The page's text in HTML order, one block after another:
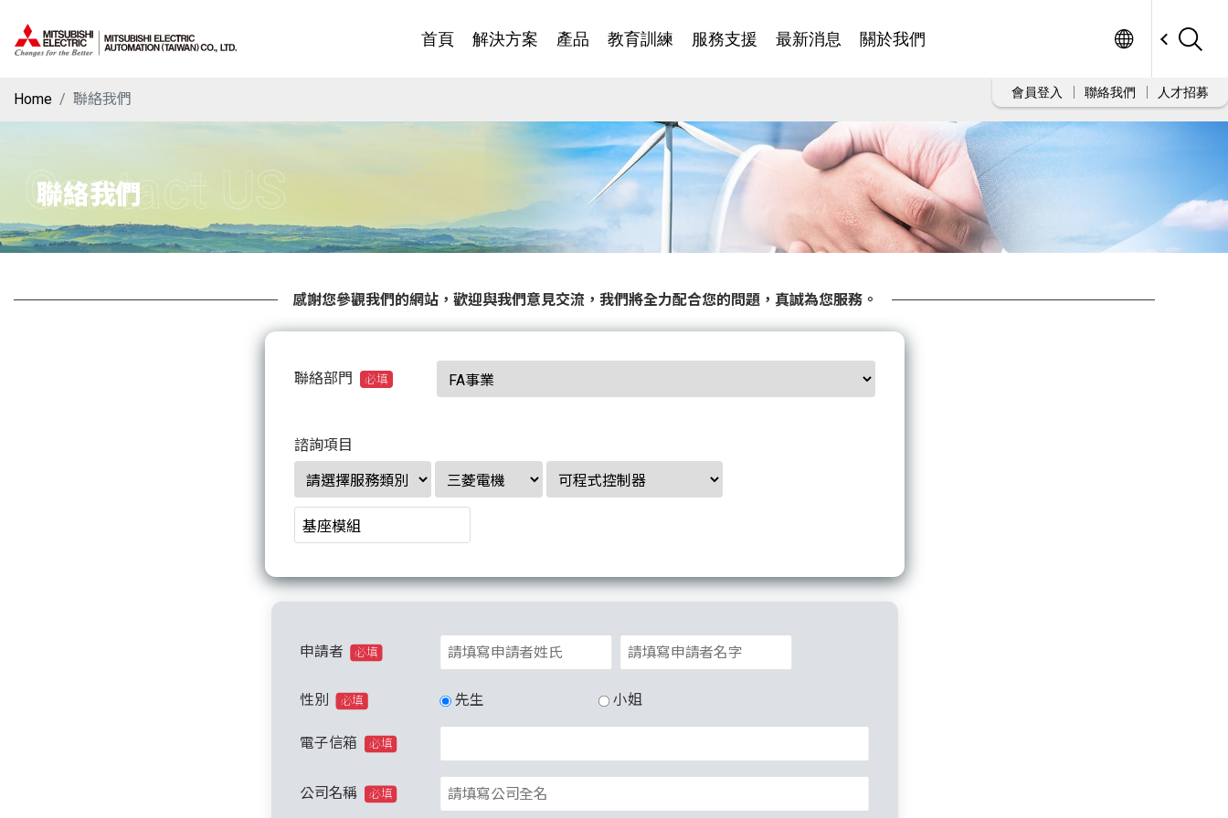
首頁 解決方案 產品 教育訓練 服務支援 最新消息 關於我們
會員登入 聯絡我們 人才招募
Home 聯絡我們
聯絡我們
Contact US
感謝您參觀我們的網站，歡迎與我們意見交流，我們將全力配合您的問題，真誠為您服務。
聯絡部門 必填
諮詢項目
申請者 必填
性別 必填 先生 小姐
電子信箱 必填
公司名稱 必填